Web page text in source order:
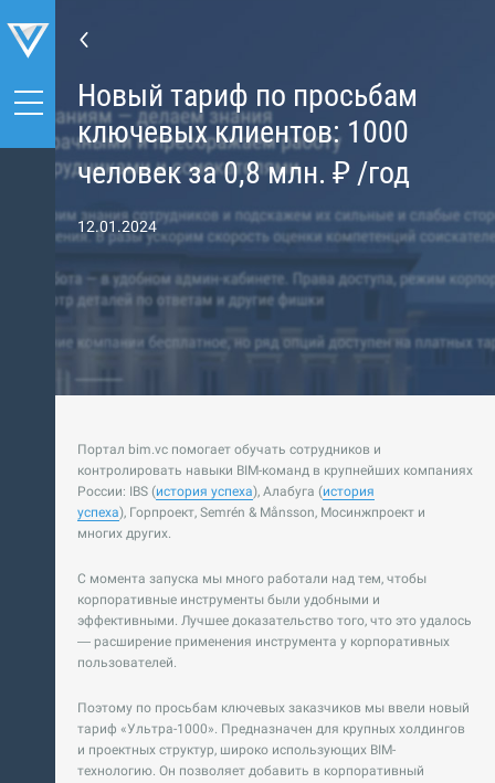
Новый тариф по просьбам
ключевых клиентов: 1000
человек за 0,8 млн. ₽ /год
12.01.2024
Портал bim.vc помогает обучать сотрудников и
контролировать навыки BIM-команд в крупнейших компаниях
России: IBS (история успеха), Алабуга (история
успеха), Горпроект, Semrén & Månsson, Мосинжпроект и
многих других.
С момента запуска мы много работали над тем, чтобы
корпоративные инструменты были удобными и
эффективными. Лучшее доказательство того, что это удалось
— расширение применения инструмента у корпоративных
пользователей.
Поэтому по просьбам ключевых заказчиков мы ввели новый
тариф «Ультра-1000». Предназначен для крупных холдингов
и проектных структур, широко использующих BIM-
технологию. Он позволяет добавить в корпоративный